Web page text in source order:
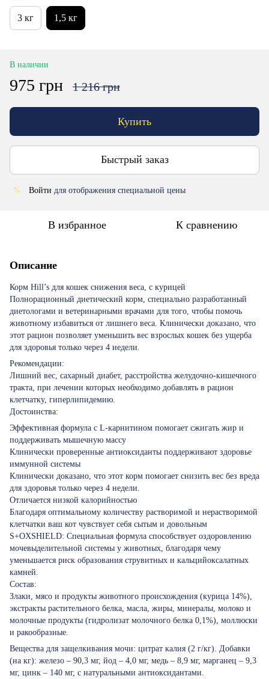
3 кг 1,5 кг
В наличии
975 грн 1 216 грн
Купить
Быстрый заказ
% Войти для отображения специальной цены
В избранное К сравнению
Описание
Корм Hill’s для кошек снижения веса, с курицей
Полнорационный диетический корм, специально разработанный
диетологами и ветеринарными врачами для того, чтобы помочь
животному избавиться от лишнего веса. Клинически доказано, что
этот рацион позволяет уменьшить вес взрослых кошек без ущерба
для здоровья только через 4 недели.
Рекомендации:
Лишний вес, сахарный диабет, расстройства желудочно-кишечного
тракта, при лечении которых необходимо добавлять в рацион
клетчатку, гиперлипидемию.
Достоинства:
Эффективная формула с L-карнитином помогает сжигать жир и
поддерживать мышечную массу
Клинически проверенные антиоксиданты поддерживают здоровье
иммунной системы
Клинически доказано, что этот корм помогает снизить вес без вреда
для здоровья только через 4 недели.
Отличается низкой калорийностью
Благодаря оптимальному количеству растворимой и нерастворимой
клетчатки ваш кот чувствует себя сытым и довольным
S+OXSHIELD: Специальная формула способствует оздоровлению
мочевыделительной системы у животных, благодаря чему
уменьшается риск образования струвитных и кальцийоксалатных
камней.
Состав:
Злаки, мясо и продукты животного происхождения (курица 14%),
экстракты растительного белка, масла, жиры, минералы, молоко и
молочные продукты (гидролизат молочного белка 0,1%), моллюски
и ракообразные.
Вещества для защелкивания мочи: цитрат калия (2 г/кг). Добавки
(на кг): железо – 90,3 мг, йод – 4,0 мг, медь – 8,9 мг, марганец – 9,3
мг, цинк – 140 мг, с натуральными антиоксидантами.